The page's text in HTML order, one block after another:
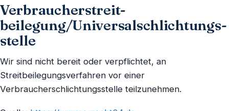
Verbraucher­streit­
beilegung/Universal­schlichtungs­
stelle
Wir sind nicht bereit oder verpflichtet, an
Streitbeilegungsverfahren vor einer
Verbraucherschlichtungsstelle teilzunehmen.